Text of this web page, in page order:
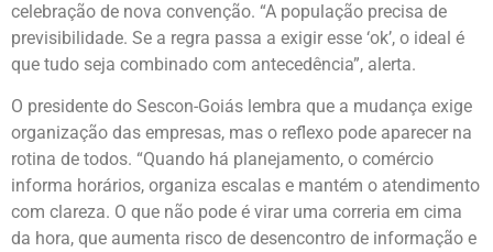
celebração de nova convenção. “A população precisa de
previsibilidade. Se a regra passa a exigir esse ‘ok’, o ideal é
que tudo seja combinado com antecedência”, alerta.
O presidente do Sescon-Goiás lembra que a mudança exige
organização das empresas, mas o reflexo pode aparecer na
rotina de todos. “Quando há planejamento, o comércio
informa horários, organiza escalas e mantém o atendimento
com clareza. O que não pode é virar uma correria em cima
da hora, que aumenta risco de desencontro de informação e